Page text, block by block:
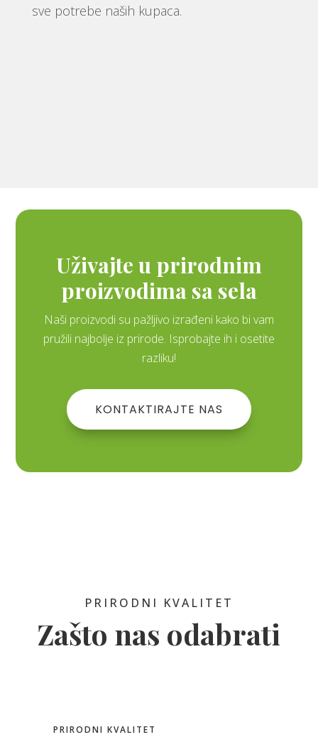
sve potrebe naših kupaca.
Uživajte u prirodnim
proizvodima sa sela
Naši proizvodi su pažljivo izrađeni kako bi vam
pružili najbolje iz prirode. Isprobajte ih i osetite
razliku!
KONTAKTIRAJTE NAS
PRIRODNI KVALITET
Zašto nas odabrati
PRIRODNI KVALITET